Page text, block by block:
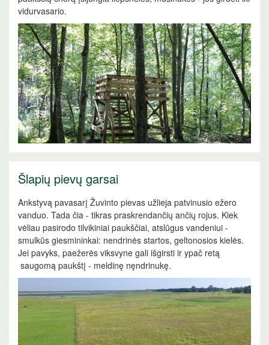
vidurvasario.
Šlapių pievų garsai
Ankstyvą pavasarį Žuvinto pievas užlieja patvinusio ežero
vanduo. Tada čia - tikras praskrendančių ančių rojus. Kiek
vėliau pasirodo tilvikiniai paukščiai, atslūgus vandeniui -
smulkūs giesmininkai: nendrinės startos, geltonosios kielės.
Jei pavyks, paežerės viksvyne gali išgirsti ir ypač retą
saugomą paukštį - meldinę nęndrinukę.